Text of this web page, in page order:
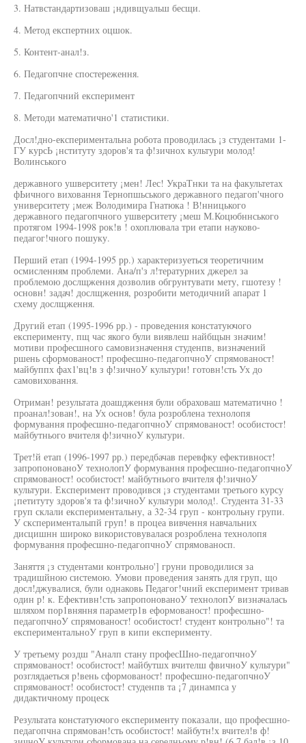
3. Натвстандартизоваш ¡ндивщуальш бесщи.
4. Метод експертних оцшок.
5. Контент-анал!з.
6. Педагопчне спостереження.
7. Педагопчний експеримент
8. Методи математично'1 статистики.
Досл!дно-експериментальна робота проводилась ¡з студентами 1-
ГУ курсЬ ¡нституту здоров'я та ф!зичнох культури молод!
Волинського
державного ушверситету ¡мен! Лес! УкраТнки та на факультетах
фЬичного виховання Тернопшьського державного педагоп'чного
университету ¡меж Володимира Гнатюка ! В!нницького
державного педагопчного ушверситету ¡меш М.Коцюбннського
протягом 1994-1998 рок!в ! охоплювала три етапи науково-
педагог!чного пошуку.
Перший етап (1994-1995 рр.) характеризуеться теоретичним
осмисленням проблеми. Ана/п'з л!тературних джерел за
проблемою дослщження дозволив обгрунтувати мету, гшотезу !
основн! задач! дослщження, розробити методичний апарат 1
схему дослщження.
Другий етап (1995-1996 рр.) - проведения констатуючого
експерименту, пщ час якого були виявлеш найбщын значим!
мотиви професшного самовизначення студенпв, визначений
ршень сформованост! професшно-педагопчноУ спрямованост!
майбуппх фах1'вц!в з ф!зичноУ культури! готовн!сть Ух до
самовиховання.
Отриман! результата доашдження були обраховаш математично !
проанал!зован!, на Ух основ! була розроблена технолопя
формування професшно-педагопчноУ спрямованост! особистост!
майбутнього вчителя ф!зичноУ культури.
Трет!й етап (1996-1997 рр.) передбачав перевфку ефективност!
запропонованоУ технолопУ формування професшно-педагопчноУ
спрямованост! особистост! майбутнього вчителя ф!зичноУ
культури. Експеримент проводився ¡з студентами третього курсу
¡петитуту здоров'я та ф!зичноУ культури молод!. Студента 31-33
груп склали експериментальну, а 32-34 груп - контрольну групи.
У сксперименталыпй груп! в процеа вивчення навчальних
дисцишнн широко використовувалася розроблена технолопя
формування професшно-педагопчноУ спрямованосп.
Заняття ¡з студентами контрольно'] груни проводилися за
традишйною системою. Умови проведения занять для груп, що
досл!джувалися, були однаковь Педагог!чний експеримент тривав
один р! к. Ефективн!сть запропонованоУ технолопУ визначалась
шляхом пор1вняння параметр1в еформованост! професшно-
педагопчноУ спрямованост! особистост! студент контрольно"! та
експериментальноУ груп в кипи експерименту.
У третьему роздш "Аналп стану професШно-педагопчноУ
спрямованост! особистост! майбутшх вчителш фвичноУ культури"
розглядаеться р!вень сформованост! професшно-педагопчноУ
спрямованост! особистост! студенпв та ¡7 динампса у
дидактичному процеск
Результата констатуючого експерименту показали, що професшно-
педагопчна спрямован!сть особистост! майбутн!х вчител!в ф!